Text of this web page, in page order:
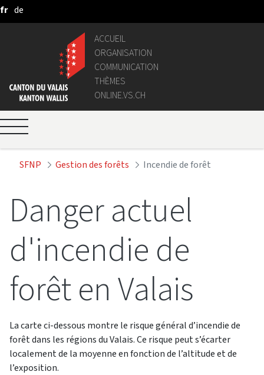
Saut au contenu principal
fr de
ACCUEIL
ORGANISATION
COMMUNICATION
THÈMES
ONLINE.VS.CH
SFNP Gestion des forêts Incendie de forêt
Danger actuel
d'incendie de
forêt en Valais
La carte ci-dessous montre le risque général d’incendie de
forêt dans les régions du Valais. Ce risque peut s’écarter
localement de la moyenne en fonction de l’altitude et de
l’exposition.